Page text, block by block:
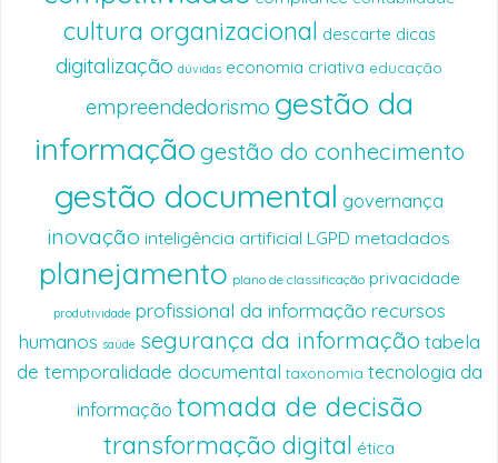
cultura organizacional descarte dicas
digitalização dúvidas economia criativa educação
empreendedorismo gestão da
informaçãogestão do conhecimento
gestão documental governança
inovação inteligência artificial LGPD metadados
planejamento plano de classificação privacidade
produtividade profissional da informação recursos
humanos saúde segurança da informação tabela
de temporalidade documental taxonomia tecnologia da
informação tomada de decisão
transformação digital ética